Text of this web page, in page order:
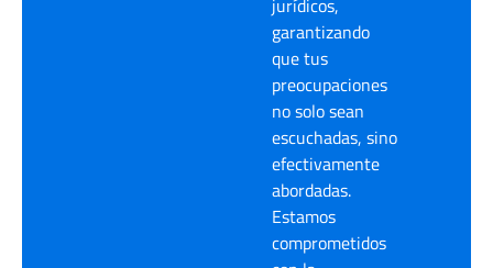
jurídicos,
garantizando
que tus
preocupaciones
no solo sean
escuchadas, sino
efectivamente
abordadas.
Estamos
comprometidos